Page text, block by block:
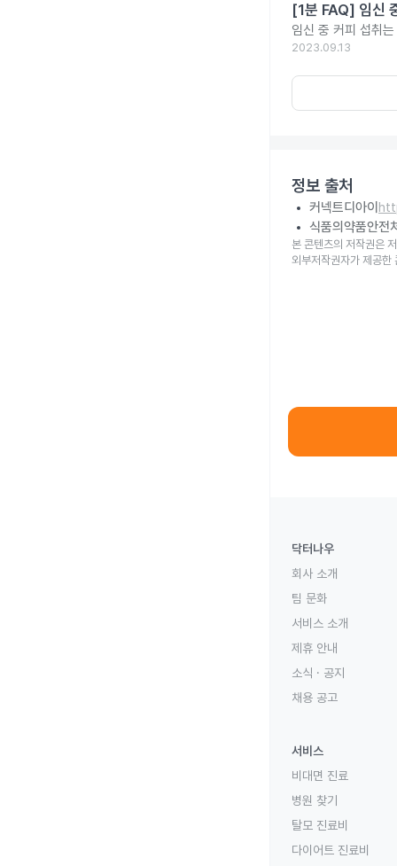
[1분 FAQ] 임신
임신 중 커피 섭취
2023.09.13
정보 출처
커넥트디아이
식품의약품안전
본 콘텐츠의 저작권은
외부저작권자가 제공한
닥터나우
회사 소개
팀 문화
서비스 소개
제휴 안내
소식 · 공지
채용 공고
서비스
비대면 진료
병원 찾기
탈모 진료비
다이어트 진료비